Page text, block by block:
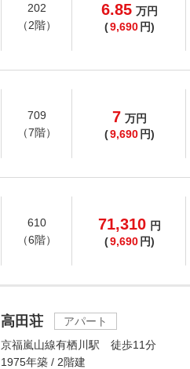
202
（2階）
6.85 万円
(9,690 円)
709
（7階）
7 万円
(9,690 円)
610
（6階）
71,310 円
(9,690 円)
高田荘
アパート
京福嵐山線有栖川駅 徒歩11分
1975年築 / 2階建